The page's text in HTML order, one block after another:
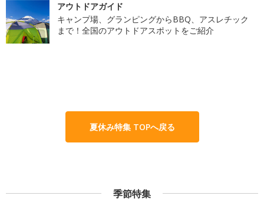
アウトドアガイド
キャンプ場、グランピングからBBQ、アスレチック
まで！全国のアウトドアスポットをご紹介
夏休み特集 TOPへ戻る
季節特集